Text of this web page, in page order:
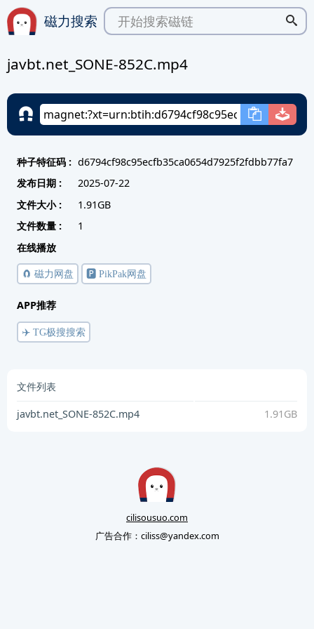
磁力搜索
javbt.net_SONE-852C.mp4
种子特征码 : d6794cf98c95ecfb35ca0654d7925f2fdbb77fa7
发布日期 :
2025-07-22
文件大小 :
1.91GB
文件数量 :
1
在线播放
🧲 磁力网盘 🅿️ PikPak网盘
APP推荐
✈️ TG极搜搜索
文件列表
javbt.net_SONE-852C.mp4 1.91GB
cilisousuo.com
广告合作： ciliss@yandex.com